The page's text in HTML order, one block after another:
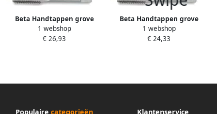
Beta Handtappen grove
spoed metrische draad HSS
431 8 004310008
1 webshop
€ 26,93
Beta Handtappen grove
spoed metrische draad HSS
431 10 004310010
1 webshop
€ 24,33
Populaire categorieën Klantenservice